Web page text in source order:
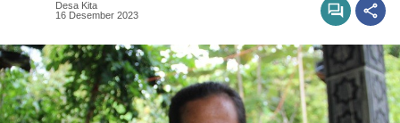
Desa Kita
16 Desember 2023